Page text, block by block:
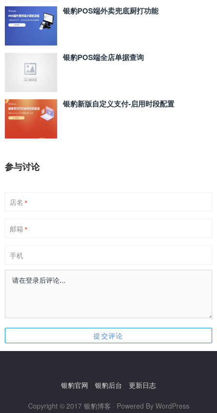
银豹POS端外卖兜底厨打功能
银豹POS端全店单据查询
银豹新版自定义支付‑启用时段配置
参与讨论
店名 *
邮箱 *
手机
银豹官网 银豹后台 更新日志
Copyright © 2017 银豹博客 · Powered By WordPress